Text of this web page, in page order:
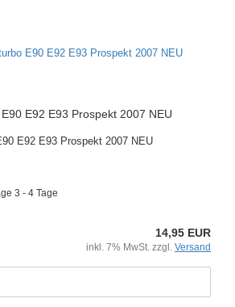
E92 E93 Prospekt 2007 NEU
E92 E93 Prospekt 2007 NEU
3 - 4 Tage
14,95 EUR
inkl. 7% MwSt. zzgl. Versand